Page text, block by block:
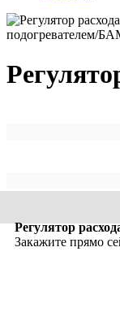
Регулятор
Закажите прямо